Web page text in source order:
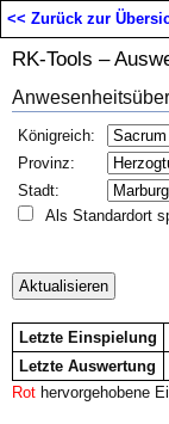
<< Zurück zur
RK-Tools –
Königreich:
Provinz:
Stadt:
Als Standardort
Letzte Einspielung
Letzte Auswertung
Rot hervorgehobene